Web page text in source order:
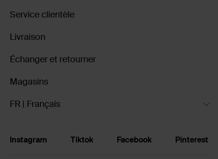
Service clientèle
Livraison
Échanger et retourner
Magasins
FR | Français
Instagram Tiktok Facebook Pinterest